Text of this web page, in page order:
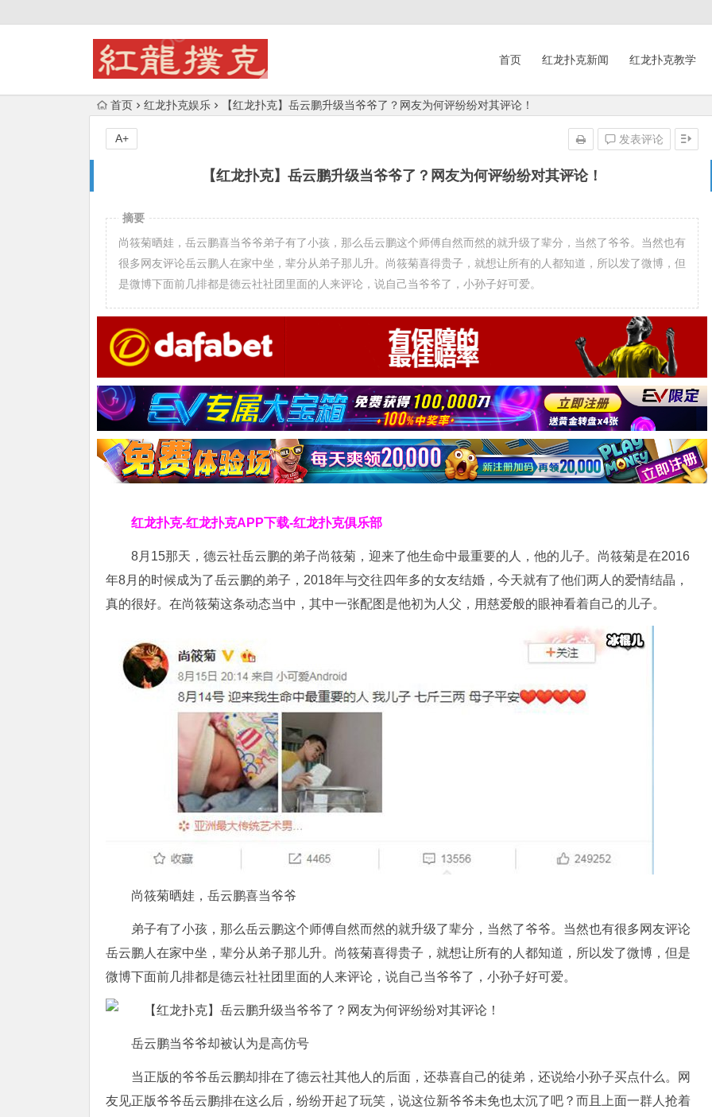
首页 红龙扑克新闻 红龙扑克教学
首页 红龙扑克娱乐 【红龙扑克】岳云鹏升级当爷爷了？网友为何评纷纷对其评论！
【红龙扑克】岳云鹏升级当爷爷了？网友为何评纷纷对其评论！
发表评论
A+
摘要
尚筱菊晒娃，岳云鹏喜当爷爷弟子有了小孩，那么岳云鹏这个师傅自然而然的就升级了辈分，当然了爷爷。当然也有
很多网友评论岳云鹏人在家中坐，辈分从弟子那儿升。尚筱菊喜得贵子，就想让所有的人都知道，所以发了微博，但
是微博下面前几排都是德云社社团里面的人来评论，说自己当爷爷了，小孙子好可爱。
红龙扑克-红龙扑克APP下载-红龙扑克俱乐部
8月15那天，德云社岳云鹏的弟子尚筱菊，迎来了他生命中最重要的人，他的儿子。尚筱菊是在2016
年8月的时候成为了岳云鹏的弟子，2018年与交往四年多的女友结婚，今天就有了他们两人的爱情结晶，
真的很好。在尚筱菊这条动态当中，其中一张配图是他初为人父，用慈爱般的眼神看着自己的儿子。
尚筱菊晒娃，岳云鹏喜当爷爷
弟子有了小孩，那么岳云鹏这个师傅自然而然的就升级了辈分，当然了爷爷。当然也有很多网友评论
岳云鹏人在家中坐，辈分从弟子那儿升。尚筱菊喜得贵子，就想让所有的人都知道，所以发了微博，但是
微博下面前几排都是德云社社团里面的人来评论，说自己当爷爷了，小孙子好可爱。
岳云鹏当爷爷却被认为是高仿号
当正版的爷爷岳云鹏却排在了德云社其他人的后面，还恭喜自己的徒弟，还说给小孙子买点什么。网
友见正版爷爷岳云鹏排在这么后，纷纷开起了玩笑，说这位新爷爷未免也太沉了吧？而且上面一群人抢着